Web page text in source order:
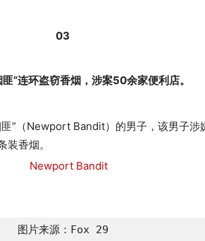
03
”连环盗窃香烟，涉案50余家便利店。
”（Newport Bandit）的男子，该男子涉
香烟。
图片来源：Fox 29